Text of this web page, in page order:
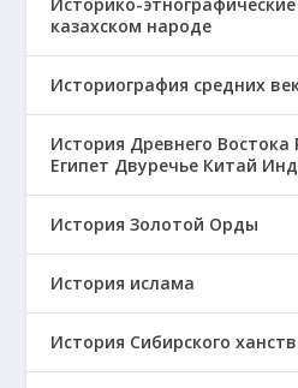
казахском народе
Историография средних
История Древнего Востока
Египет Двуречье Китай
История Золотой Орды
История ислама
История Сибирского